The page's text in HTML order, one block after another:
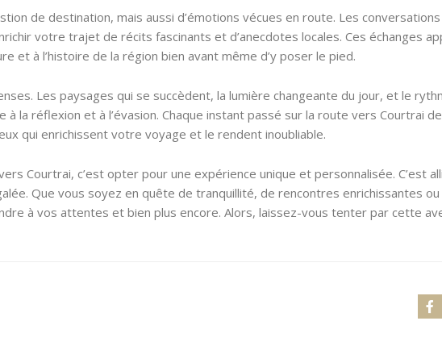
de destination, mais aussi d’émotions vécues en route. Les
votre trajet de récits fascinants et d’anecdotes locales. Ces échanges
et à l’histoire de la région bien avant même d’y poser le pied.
Les paysages qui se succèdent, la lumière changeante du jour, et le
la réflexion et à l’évasion. Chaque instant passé sur la route vers Courtrai
qui enrichissent votre voyage et le rendent inoubliable.
Courtrai, c’est opter pour une expérience unique et personnalisée. C’est
Que vous soyez en quête de tranquillité, de rencontres enrichissantes ou
à vos attentes et bien plus encore. Alors, laissez-vous tenter par cette